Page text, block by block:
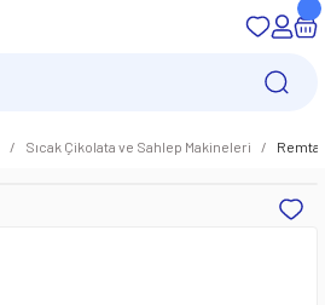
Sıcak Çikolata ve Sahlep Makineleri Remta